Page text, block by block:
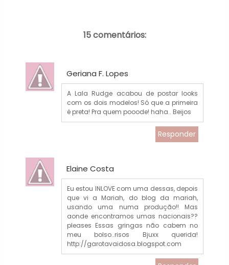
15 comentários:
Geriana F. Lopes
A Lala Rudge acabou de postar looks
com os dois modelos! Só que a primeira
é preta! Pra quem pooode! haha.. Beijos
Responder
Elaine Costa
Eu estou INLOVE com uma dessas, depois
que vi a Mariah, do blog da mariah,
usando uma numa produção!! Mas
aonde encontramos umas nacionais??
pleases Essas gringas não cabem no
meu bolso..risos Bjuxx querida!
http://garotavaidosa.blogspot.com